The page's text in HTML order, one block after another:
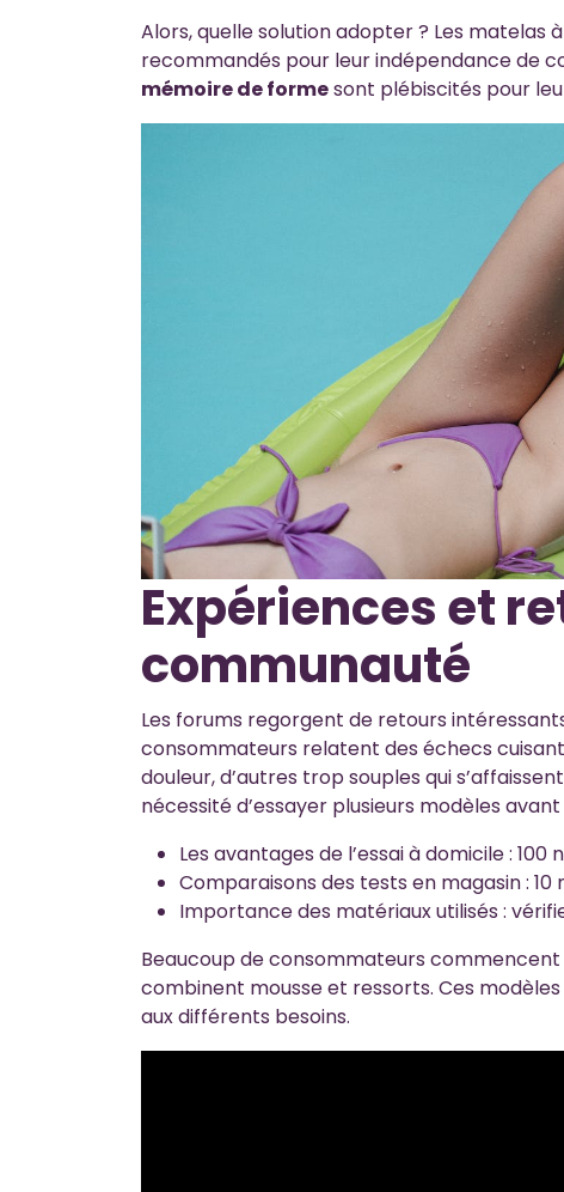
Alors, quelle solution adopter ? Les matelas à
recommandés pour leur indépendance de
mémoire de formesont plébiscités pour
Expériences et
communauté
Les forums regorgent de retours
consommateurs relatent des échecs
douleur, d’autres trop souples qui
nécessité d’essayer plusieurs modèles
Les avantages de l’essai à domicile :
Comparaisons des tests en magasin : 10
Importance des matériaux utilisés :
Beaucoup de consommateurs
combinent mousse et ressorts. Ces
aux différents besoins.